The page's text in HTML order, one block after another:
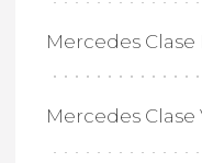
Mercedes
Mercedes